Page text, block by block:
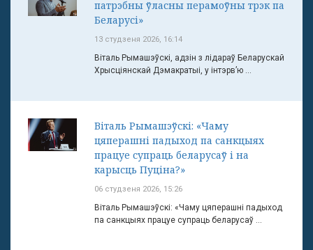
патрэбны ўласны перамоўны трэк па
Беларусі»
13 студзеня 2026, 16:14
Віталь Рымашэўскі, адзін з лідараў Беларускай
Хрысціянскай Дэмакратыі, у інтэрв’ю ...
Віталь Рымашэўскі: «Чаму
цяперашні падыход па санкцыях
працуе супраць беларусаў і на
карысць Пуціна?»
06 студзеня 2026, 15:26
Віталь Рымашэўскі: «Чаму цяперашні падыход
па санкцыях працуе супраць беларусаў ...